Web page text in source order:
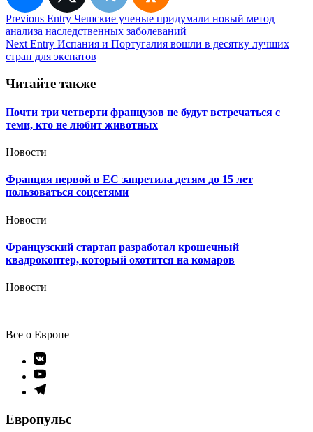
Навигация
по
записям
Previous Entry Чешские ученые придумали новый метод
анализа наследственных заболеваний
Next Entry Испания и Португалия вошли в десятку лучших
стран для экспатов
Читайте также
Почти три четверти французов не будут встречаться с
теми, кто не любит животных
Новости
Франция первой в ЕС запретила детям до 15 лет
пользоваться соцсетями
Новости
Французский стартап разработал крошечный
квадрокоптер, который охотится на комаров
Новости
Все о Европе
Элемент
меню
Элемент
меню
Элемент
Европульс